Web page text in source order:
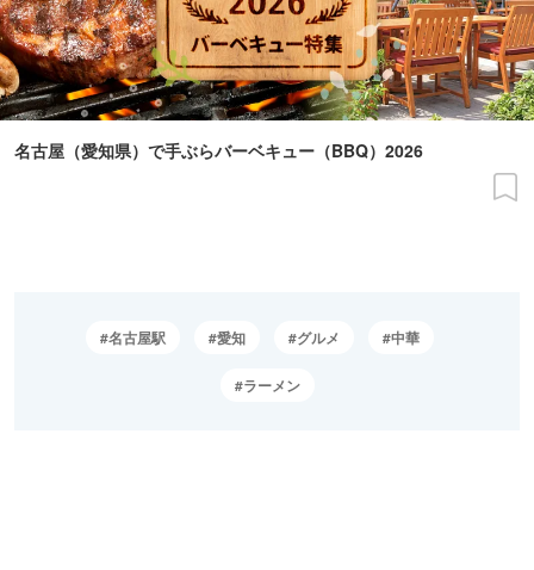
名古屋（愛知県）で手ぶらバーベキュー（BBQ）2026
名古屋駅 愛知 グルメ 中華
ラーメン